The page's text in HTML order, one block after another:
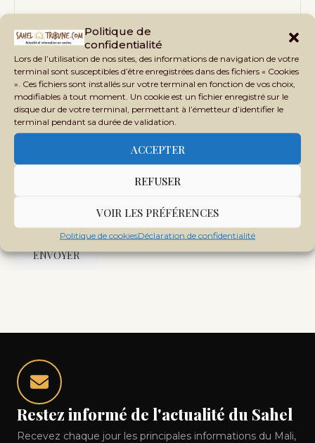
Politique de
confidentialité
Lors de l’utilisation de nos sites, des informations de navigation de votre
terminal sont susceptibles d’être enregistrées dans des fichiers « Cookies
». Ces fichiers sont installés sur votre terminal en fonction de vos choix,
modifiables à tout moment. Un cookie est un fichier enregistré sur le
disque dur de votre terminal, permettant à l’émetteur d’identifier le
terminal pendant sa durée de validation.
ACCEPTER
REFUSER
VOIR LES PRÉFÉRENCES
Politique de cookiesDéclaration de confidentialité
Votre message (facultatif)
Restez informé de l'actualité du Sahel
Recevez chaque jour les principales informations du Mali,